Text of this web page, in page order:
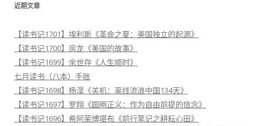
近期文章
【读书记1701】埃利斯《革命之夏：美国独立的起源》
【读书记1700】房龙《美国的故事》
【读书记1699】余世存《人生顺时》
七月读书（八本）手账
【读书记1698】杨淏《关机：离线流浪中国134天》
【读书记1697】罗翔《圆圈正义：作为自由前提的信念》
【读书记1696】希阿荣博堪布《前行笔记之耕耘心田》